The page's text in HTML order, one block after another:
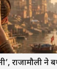
राजामौली ने